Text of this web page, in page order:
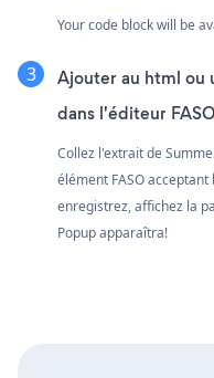
Your code block will be
Ajouter au html ou
dans l'éditeur FASO
Collez l'extrait de
élément FASO
enregistrez, affichez la
Popup apparaîtra!